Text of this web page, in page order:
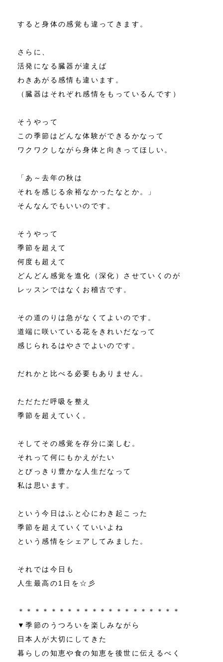
すると身体の感覚も違ってきます。
さらに、
活発になる臓器が違えば
わきあがる感情も違います。
（臓器はそれぞれ感情をもっているんです）
そうやって
この季節はどんな体験ができるかなって
ワクワクしながら身体と向きってほしい。
「あ～去年の秋は
それを感じる余裕なかったなとか。」
そんなんでもいいのです。
そうやって
季節を超えて
何度も超えて
どんどん感覚を進化（深化）させていくのが
レッスンではなくお稽古です。
その道のりは急がなくてよいのです。
道端に咲いている花をきれいだなって
感じられるはやさでよいのです。
だれかと比べる必要もありません。
ただただ呼吸を整え
季節を超えていく。
そしてその感覚を存分に楽しむ。
それって何にもかえがたい
とびっきり豊かな人生だなって
私は思います。
という今日はふと心にわき起こった
季節を超えていくていいよね
という感情をシェアしてみました。
それでは今日も
人生最高の1日を☆彡
＊＊＊＊＊＊＊＊＊＊＊＊＊＊＊＊＊＊＊＊
▼季節のうつろいを楽しみながら
日本人が大切にしてきた
暮らしの知恵や食の知恵を後世に伝えるべく